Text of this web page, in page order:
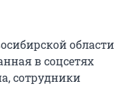
области
в соцсетях
сотрудники